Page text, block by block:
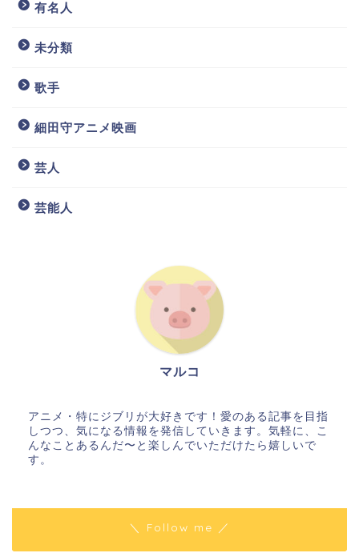
有名人
未分類
歌手
細田守アニメ映画
芸人
芸能人
マルコ
アニメ・特にジブリが大好きです！愛のある記事を目指
しつつ、気になる情報を発信していきます。気軽に、こ
んなことあるんだ〜と楽しんでいただけたら嬉しいで
す。
＼ Follow me ／